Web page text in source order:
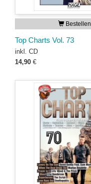
Bestellen
Top Charts Vol. 73
inkl. CD
14,90 €